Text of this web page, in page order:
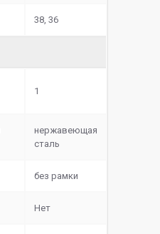
38, 36
1
нержавеющая
сталь
без рамки
Нет